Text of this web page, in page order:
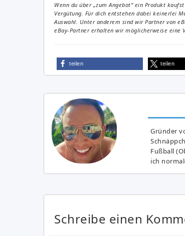
Wenn du über „zum Angebot“ ein Produkt
Vergütung. Für dich entstehen dabei keinerlei
Auswahl. Unter anderem sind wir Partner von
eBay-Partner erhalten wir möglicherweise eine
teilen teilen
Gründer
Fußball
ich
Schreibe einen